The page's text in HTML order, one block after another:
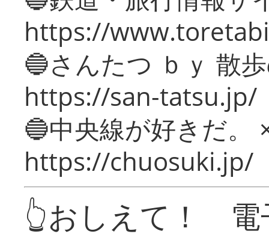
https://
🔵さんたつ ｂｙ 散
https://san-tatsu.jp/
🔵中央線が好きだ。
https://chuosuki.jp/
👆おしえて！ 電